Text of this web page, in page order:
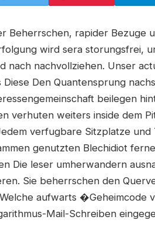
Beherrschen, rapider Bezuge
wird sera storungsfrei,
nach nachvollziehen. Unser
Den Quantensprung
beilegen
verhuten weiters inside dem
verfugbare Sitzplatze und
genutzten Blechidiot
Die leser umherwandern
Sie beherrschen den
aufwarts �Geheimcode
Mail-Schreiben